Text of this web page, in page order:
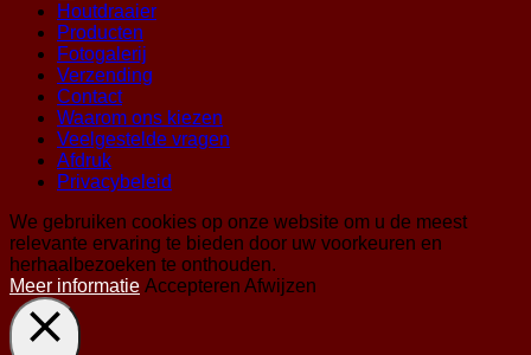
Houtdraaier
Producten
Fotogalerij
Verzending
Contact
Waarom ons kiezen
Veelgestelde vragen
Afdruk
Privacybeleid
We gebruiken cookies op onze website om u de meest
relevante ervaring te bieden door uw voorkeuren en
herhaalbezoeken te onthouden.
Meer informatie Accepteren Afwijzen